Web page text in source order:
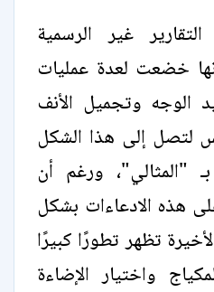
غير الرسمية
خضعت لعدة عمليات
الوجه وتجميل الأنف
لتصل إلى هذا الشكل
"المثالي"، ورغم أن
هذه الادعاءات بشكل
تظهر تطورًا كبيرًا
واختيار الإضاءة